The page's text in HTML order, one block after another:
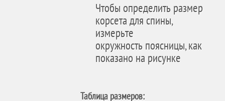
Чтобы определить размер
корсета для спины,
измерьте
окружность поясницы, как
показано на рисунке
Таблица размеров: